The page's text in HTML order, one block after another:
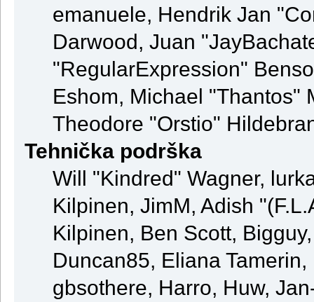
emanuele, Hendrik Jan
Darwood, Juan
"RegularExpression"
Eshom, Michael "Thantos"
Theodore "Orstio"
Tehnička podrška
Will "Kindred" Wagner,
Kilpinen, JimM, Adish
Kilpinen, Ben Scott,
Duncan85, Eliana
gbsothere, Harro, Huw,